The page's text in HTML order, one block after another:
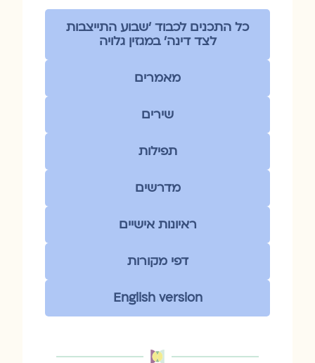
כל התכנים לכבוד ׳שבוע התייצבות
לצד דינה׳ במגזין גלויה
מאמרים
שירים
תפילות
מדרשים
ראיונות אישיים
דפי מקורות
English version